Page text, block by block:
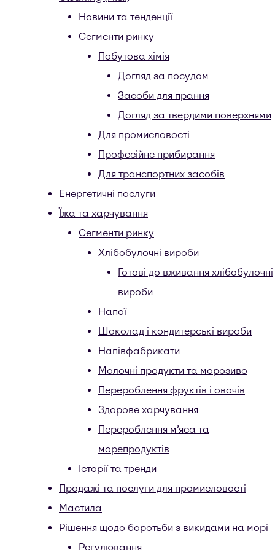
Новини та тенденції
Сегменти ринку
Побутова хімія
Догляд за посудом
Засоби для прання
Догляд за твердими поверхнями
Для промисловості
Професійне прибирання
Для транспортних засобів
Енергетичні послуги
Їжа та харчування
Сегменти ринку
Хлібобулочні вироби
Готові до вживання хлібобулочні
вироби
Напої
Шоколад і кондитерські вироби
Напівфабрикати
Молочні продукти та морозиво
Перероблення фруктів і овочів
Здорове харчування
Перероблення м’яса та
морепродуктів
Історії та тренди
Продажі та послуги для промисловості
Мастила
Рішення щодо боротьби з викидами на морі
Регулювання